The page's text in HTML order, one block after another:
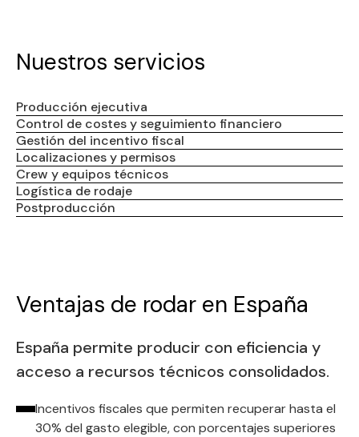
Nuestros servicios
Producción ejecutiva
Control de costes y seguimiento financiero
Gestión del incentivo fiscal
Localizaciones y permisos
Crew y equipos técnicos
Logística de rodaje
Postproducción
Ventajas de rodar en España
España permite producir con eficiencia y
acceso a recursos técnicos consolidados.
Incentivos fiscales que permiten recuperar hasta el
30% del gasto elegible, con porcentajes superiores